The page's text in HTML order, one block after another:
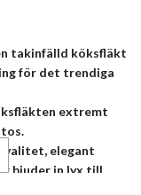
takinfälld köksfläkt
för det trendiga
extremt
elegant
bjuder in lyx till